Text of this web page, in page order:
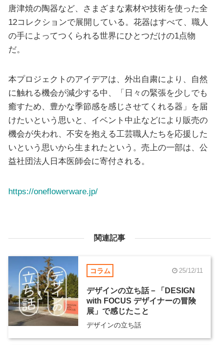
唐津焼の陶器など、さまざまな素材や技術を使った全
12コレクションで展開している。花器はすべて、職人
の手によってつくられる世界にひとつだけの1点物
だ。
本プロジェクトのアイデアは、外出自粛により、自然
に触れる機会が減少する中、「日々の緊張を少しでも
癒すため、豊かな季節感を感じさせてくれる器」を届
けたいという思いと、イベント中止などにより販売の
機会が失われ、不安を抱える工芸職人たちを応援した
いという思いから生まれたという。売上の一部は、公
益社団法人日本医師会に寄付される。
https://oneflowerware.jp/
関連記事
コラム 25/12/11
デザインの立ち話－「DESIGN
with FOCUS デザイナーの冒険
展」で感じたこと
デザインの立ち話